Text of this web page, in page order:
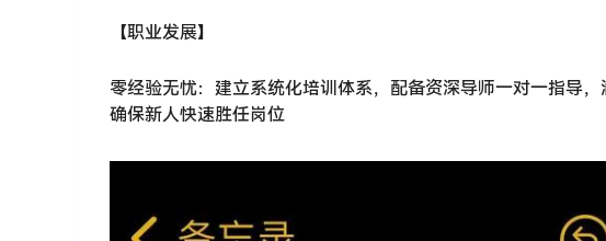
【职业发展】
零经验无忧：建立系统化培训体系，配备资深导师一对一指导
确保新人快速胜任岗位